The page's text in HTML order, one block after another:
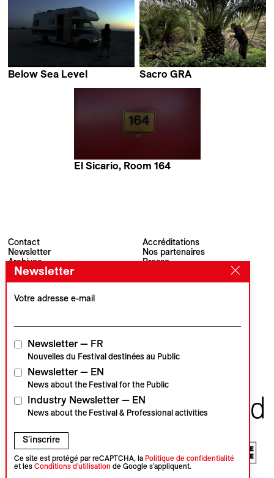
Below Sea Level
Sacro GRA
El Sicario, Room 164
Contact
Newsletter
Archives
Accréditations
Nos partenaires
Presse
Visions du Réel
CH–1260 Nyon
Partenaires institutionnels
Newsletter
Votre adresse e-mail
Newsletter — FR
Nouvelles du Festival destinées au Public
Newsletter — EN
News about the Festival for the Public
Industry Newsletter — EN
News about the Festival & Professional activities
S'inscrire
Ce site est protégé par reCAPTCHA, la Politique de confidentialité
et lesConditions d'utilisation de Google s'appliquent.